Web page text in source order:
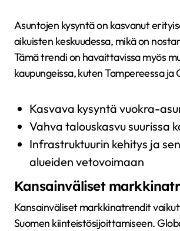
Asuntojen kysyntä on kasvanut
aikuisten keskuudessa, mikä on
Tämä trendi on havaittavissa myös
kaupungeissa, kuten Tampereessa ja
Kasvava kysyntä vuokra-
Vahva talouskasvu suurissa
Infrastruktuurin kehitys ja
alueiden vetovoimaan
Kansainväliset
Kansainväliset markkinatrendit
Suomen kiinteistösijoittamiseen.